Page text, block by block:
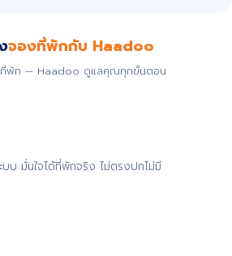
จองที่พักกับ Haadoo
ที่พัก — Haadoo ดูแลคุณทุกขั้นตอน
บ มั่นใจได้ที่พักจริง ไม่ตรงปกไม่มี